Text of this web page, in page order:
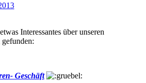
Interessantes über unseren
Geschäft